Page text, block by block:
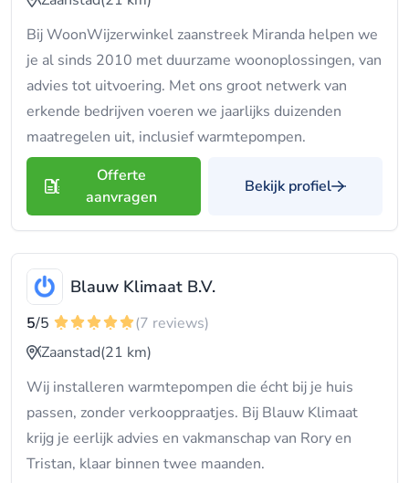
Bij WoonWijzerwinkel zaanstreek Miranda helpen we
je al sinds 2010 met duurzame woonoplossingen, van
advies tot uitvoering. Met ons groot netwerk van
erkende bedrijven voeren we jaarlijks duizenden
maatregelen uit, inclusief warmtepompen.
Offerte
aanvragen
Bekijk profiel
Blauw Klimaat B.V.
5/5
(7 reviews)
Zaanstad(21 km)
Wij installeren warmtepompen die écht bij je huis
passen, zonder verkooppraatjes. Bij Blauw Klimaat
krijg je eerlijk advies en vakmanschap van Rory en
Tristan, klaar binnen twee maanden.